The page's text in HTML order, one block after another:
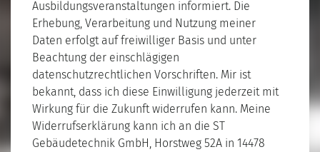
Ausbildungsveranstaltungen informiert. Die
Erhebung, Verarbeitung und Nutzung meiner
Daten erfolgt auf freiwilliger Basis und unter
Beachtung der einschlägigen
datenschutzrechtlichen Vorschriften. Mir ist
bekannt, dass ich diese Einwilligung jederzeit mit
Wirkung für die Zukunft widerrufen kann. Meine
Widerrufserklärung kann ich an die ST
Gebäudetechnik GmbH, Horstweg 52A in 14478